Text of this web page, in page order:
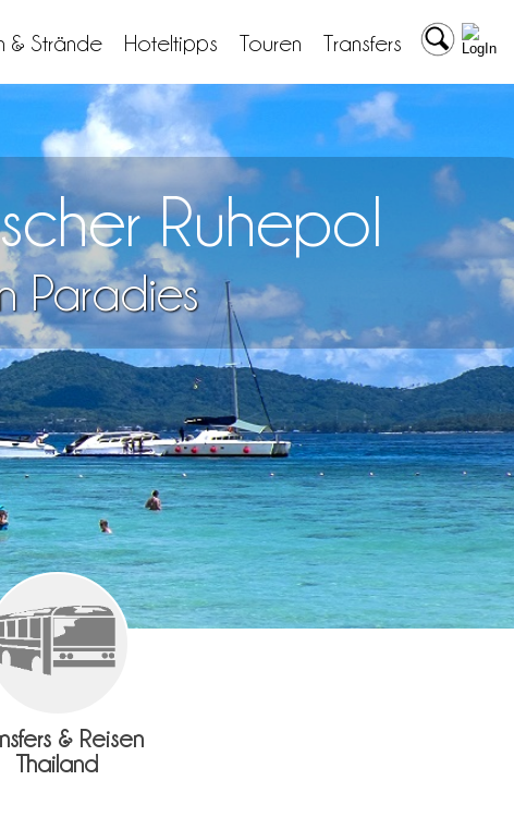
Transfers
Touren
Hoteltipps
& Strände
Ruhepol
Paradies
& Reisen
Thailand